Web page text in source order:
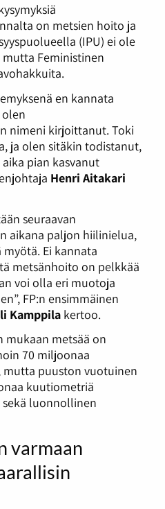
on metsien hoito ja
(IPU) ei ole
Feministinen
en kannata
nimeni kirjoittanut. Toki
ja olen sitäkin todistanut,
pian kasvanut
Henri Aitakari
seuraavan
aikana paljon hiilinielua,
Ei kannata
metsänhoito on pelkkää
voi olla eri muotoja
FP:n ensimmäinen
Kamppilakertoo.
mukaan metsää on
70 miljoonaa
mutta puuston vuotuinen
kuutiometriä
luonnollinen
varmaan